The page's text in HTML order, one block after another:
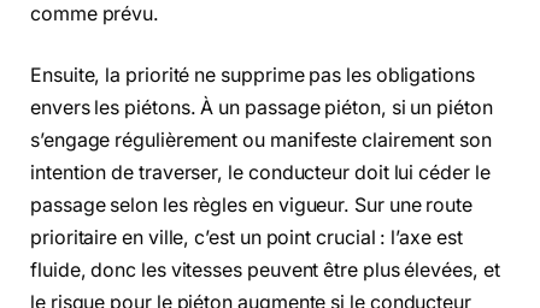
comme prévu.
Ensuite, la priorité ne supprime pas les obligations
envers les piétons. À un passage piéton, si un piéton
s’engage régulièrement ou manifeste clairement son
intention de traverser, le conducteur doit lui céder le
passage selon les règles en vigueur. Sur une route
prioritaire en ville, c’est un point crucial : l’axe est
fluide, donc les vitesses peuvent être plus élevées, et
le risque pour le piéton augmente si le conducteur